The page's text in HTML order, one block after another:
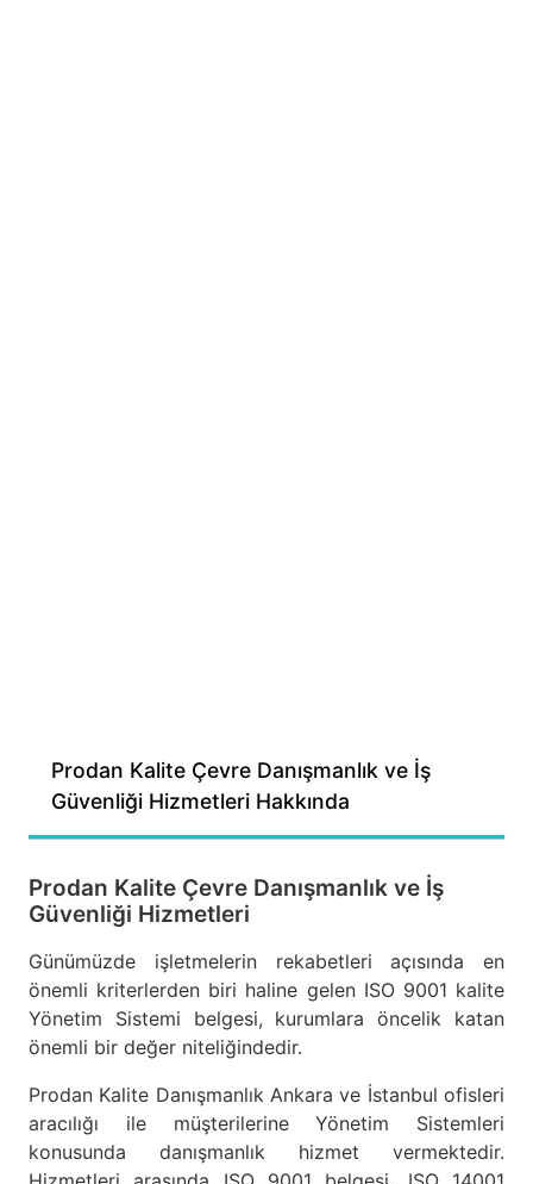
Prodan Kalite Çevre Danışmanlık ve İş
Güvenliği Hizmetleri Hakkında
Prodan Kalite Çevre Danışmanlık ve İş
Güvenliği Hizmetleri
Günümüzde işletmelerin rekabetleri açısında en
önemli kriterlerden biri haline gelen ISO 9001 kalite
Yönetim Sistemi belgesi, kurumlara öncelik katan
önemli bir değer niteliğindedir.
Prodan Kalite Danışmanlık Ankara ve İstanbul ofisleri
aracılığı ile müşterilerine Yönetim Sistemleri
konusunda danışmanlık hizmet vermektedir.